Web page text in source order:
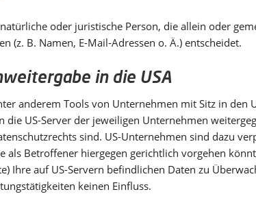
oder juristische Person, die allein oder
(z. B. Namen, E-Mail-Adressen o. Ä.) entscheidet.
in die USA
anderem Tools von Unternehmen mit Sitz in den
die US-Server der jeweiligen Unternehmen
sind. US-Unternehmen sind dazu
als Betroffener hiergegen gerichtlich vorgehen
Ihre auf US-Servern befindlichen Daten zu
keinen Einfluss.